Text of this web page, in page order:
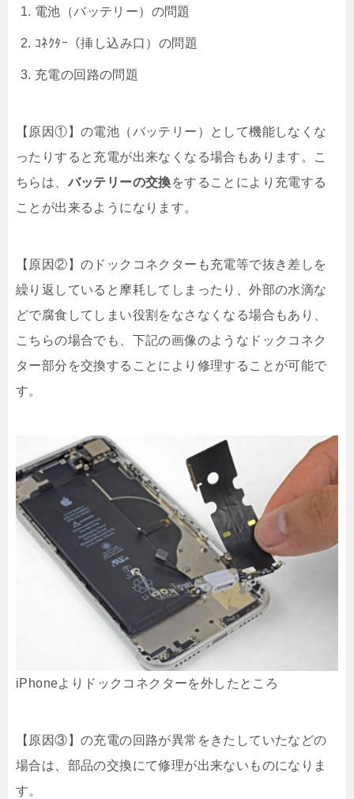
電池（バッテリー）の問題
ｺﾈｸﾀｰ（挿し込み口）の問題
充電の回路の問題
【原因①】の電池（バッテリー）として機能しなくな
ったりすると充電が出来なくなる場合もあります。こ
ちらは、 バッテリーの交換をすることにより充電する
ことが出来るようになります。
【原因②】のドックコネクターも充電等で抜き差しを
繰り返していると摩耗してしまったり、外部の水滴な
どで腐食してしまい役割をなさなくなる場合もあり、
こちらの場合でも、下記の画像のようなドックコネク
ター部分を交換することにより修理することが可能で
す。
iPhoneよりドックコネクターを外したところ
【原因③】の充電の回路が異常をきたしていたなどの
場合は、部品の交換にて修理が出来ないものになりま
す。